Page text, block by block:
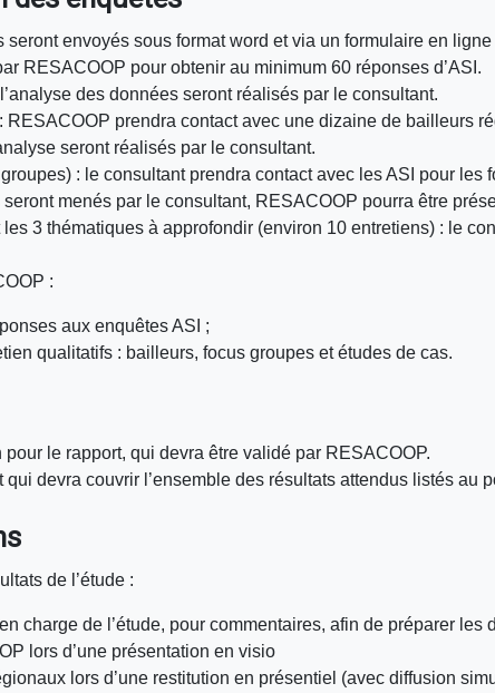
seront envoyés sous format word et via un formulaire en
RESACOOP pour obtenir au minimum 60 réponses d’ASI.
des données seront réalisés par le consultant.
RESACOOP prendra contact avec une dizaine de bailleurs
seront réalisés par le consultant.
: le consultant prendra contact avec les ASI pour
menés par le consultant, RESACOOP pourra être
3 thématiques à approfondir (environ 10 entretiens) : le
:
aux enquêtes ASI ;
qualitatifs : bailleurs, focus groupes et études de cas.
le rapport, qui devra être validé par RESACOOP.
devra couvrir l’ensemble des résultats attendus listés au
de l’étude :
charge de l’étude, pour commentaires, afin de préparer les
lors d’une présentation en visio
lors d’une restitution en présentiel (avec diffusion